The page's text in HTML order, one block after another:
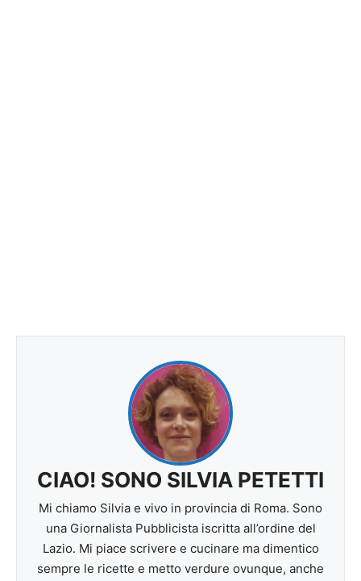
CIAO! SONO SILVIA PETETTI
Mi chiamo Silvia e vivo in provincia di Roma. Sono
una Giornalista Pubblicista iscritta all’ordine del
Lazio. Mi piace scrivere e cucinare ma dimentico
sempre le ricette e metto verdure ovunque, anche